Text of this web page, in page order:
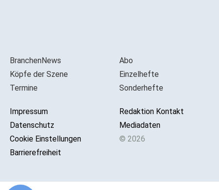
BranchenNews
Köpfe der Szene
Termine
Impressum
Datenschutz
Cookie Einstellungen
Barrierefreiheit
Abo
Einzelhefte
Sonderhefte
Redaktion Kontakt
Mediadaten
© 2026